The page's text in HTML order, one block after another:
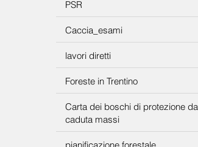
PSR
Caccia_esami
lavori diretti
Foreste in Trentino
Carta dei boschi di protezione da
caduta massi
pianificazione forestale